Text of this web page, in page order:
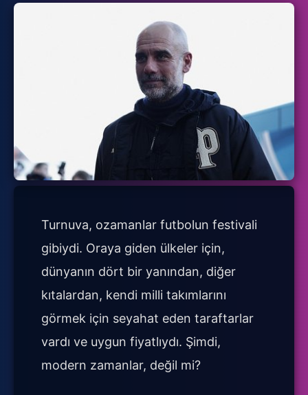
Turnuva, ozamanlar futbolun festivali
gibiydi. Oraya giden ülkeler için,
dünyanın dört bir yanından, diğer
kıtalardan, kendi milli takımlarını
görmek için seyahat eden taraftarlar
vardı ve uygun fiyatlıydı. Şimdi,
modern zamanlar, değil mi?